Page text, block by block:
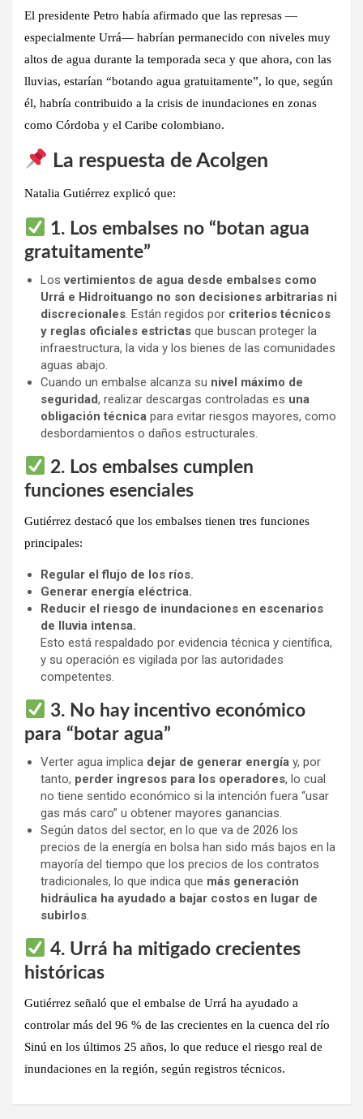
El presidente Petro había afirmado que las represas —
especialmente Urrá— habrían permanecido con niveles muy
altos de agua durante la temporada seca y que ahora, con las
lluvias, estarían “botando agua gratuitamente”, lo que, según
él, habría contribuido a la crisis de inundaciones en zonas
como Córdoba y el Caribe colombiano.
La respuesta de Acolgen
Natalia Gutiérrez explicó que:
1. Los embalses no “botan agua
gratuitamente”
Losvertimientos de agua desde embalses como
Urrá e Hidroituango no son decisiones arbitrarias ni
discrecionales. Están regidos por criterios técnicos
y reglas oficiales estrictas que buscan proteger la
infraestructura, la vida y los bienes de las comunidades
aguas abajo.
Cuando un embalse alcanza su nivel máximo de
seguridad, realizar descargas controladas es una
obligación técnica para evitar riesgos mayores, como
desbordamientos o daños estructurales.
2. Los embalses cumplen
funciones esenciales
Gutiérrez destacó que los embalses tienen tres funciones
principales:
Regular el flujo de los ríos.
Generar energía eléctrica.
Reducir el riesgo de inundaciones en escenarios
de lluvia intensa.
Esto está respaldado por evidencia técnica y científica,
y su operación es vigilada por las autoridades
competentes.
3. No hay incentivo económico
para “botar agua”
Verter agua implica dejar de generar energía y, por
tanto, perder ingresos para los operadores, lo cual
no tiene sentido económico si la intención fuera “usar
gas más caro” u obtener mayores ganancias.
Según datos del sector, en lo que va de 2026 los
precios de la energía en bolsa han sido más bajos en la
mayoría del tiempo que los precios de los contratos
tradicionales, lo que indica que más generación
hidráulica ha ayudado a bajar costos en lugar de
subirlos.
4. Urrá ha mitigado crecientes
históricas
Gutiérrez señaló que el embalse de Urrá ha ayudado a
controlar más del 96 % de las crecientes en la cuenca del río
Sinú en los últimos 25 años, lo que reduce el riesgo real de
inundaciones en la región, según registros técnicos.